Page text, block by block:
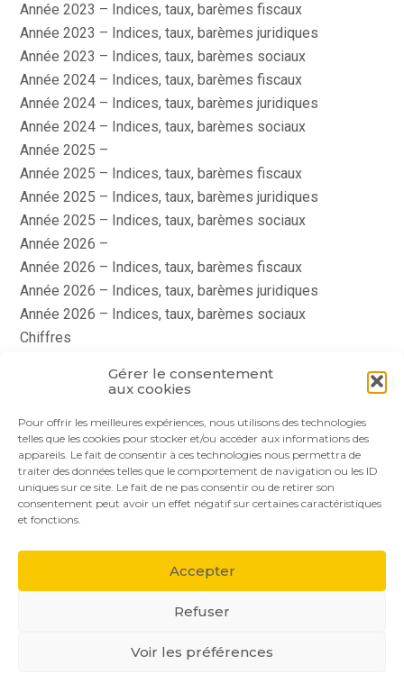
Gérer le consentement
aux cookies
Pour offrir les meilleures expériences, nous utilisons des technologies
telles que les cookies pour stocker et/ou accéder aux informations des
appareils. Le fait de consentir à ces technologies nous permettra de
traiter des données telles que le comportement de navigation ou les ID
uniques sur ce site. Le fait de ne pas consentir ou de retirer son
consentement peut avoir un effet négatif sur certaines caractéristiques
et fonctions.
Accepter
Refuser
Voir les préférences
Année 2023 – Indices, taux, barèmes fiscaux
Année 2023 – Indices, taux, barèmes juridiques
Année 2023 – Indices, taux, barèmes sociaux
Année 2024 – Indices, taux, barèmes fiscaux
Année 2024 – Indices, taux, barèmes juridiques
Année 2024 – Indices, taux, barèmes sociaux
Année 2025 –
Année 2025 – Indices, taux, barèmes fiscaux
Année 2025 – Indices, taux, barèmes juridiques
Année 2025 – Indices, taux, barèmes sociaux
Année 2026 –
Année 2026 – Indices, taux, barèmes fiscaux
Année 2026 – Indices, taux, barèmes juridiques
Année 2026 – Indices, taux, barèmes sociaux
Chiffres
Le coin du dirigeant
Footer
PLAN DU SITE